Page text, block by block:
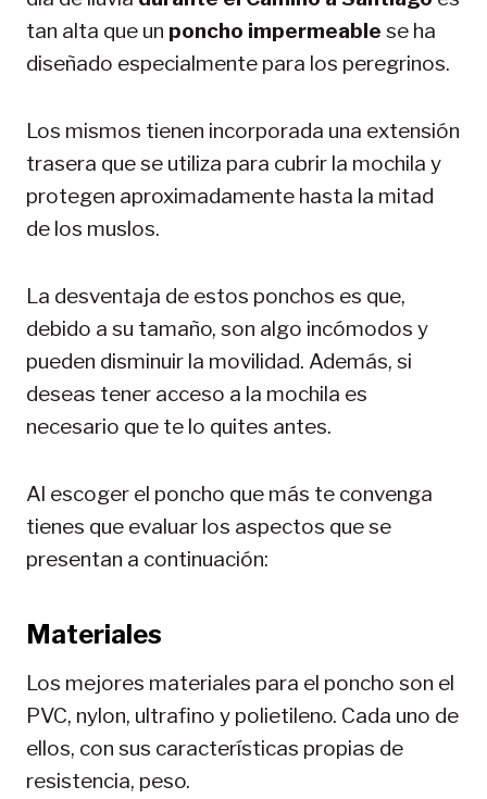
tan alta que un poncho impermeable se ha
diseñado especialmente para los peregrinos.
Los mismos tienen incorporada una extensión
trasera que se utiliza para cubrir la mochila y
protegen aproximadamente hasta la mitad
de los muslos.
La desventaja de estos ponchos es que,
debido a su tamaño, son algo incómodos y
pueden disminuir la movilidad. Además, si
deseas tener acceso a la mochila es
necesario que te lo quites antes.
Al escoger el poncho que más te convenga
tienes que evaluar los aspectos que se
presentan a continuación:
Materiales
Los mejores materiales para el poncho son el
PVC, nylon, ultrafino y polietileno. Cada uno de
ellos, con sus características propias de
resistencia, peso.